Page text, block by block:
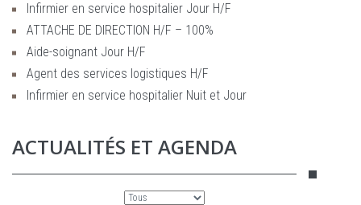
Infirmier en service hospitalier Jour H/F
ATTACHE DE DIRECTION H/F – 100%
Aide-soignant Jour H/F
Agent des services logistiques H/F
Infirmier en service hospitalier Nuit et Jour
ACTUALITÉS ET AGENDA